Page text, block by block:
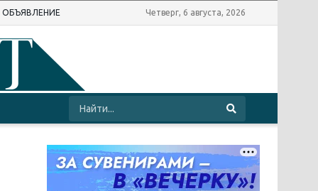
ОБЪЯВЛЕНИЕ Четверг, 6 августа, 2026